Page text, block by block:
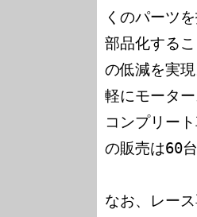
くのパーツ
部品化する
の低減を実
軽にモータ
コンプリー
の販売は60
なお、レー